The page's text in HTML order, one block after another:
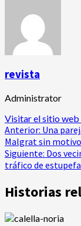
revista
Administrator
Visitar el sitio web
Navegación
de
entradas
Anterior: Una
Malgrat sin
Siguiente: Dos
tráfico de
Historias